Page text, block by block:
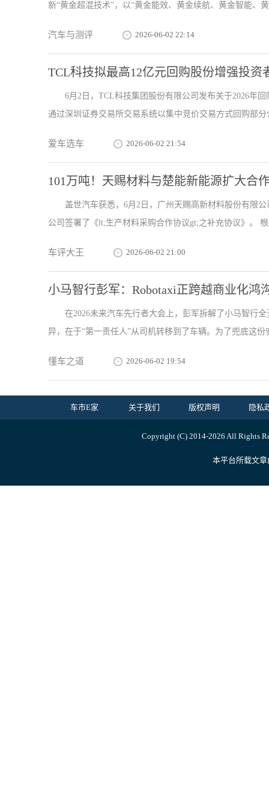
新“黄金超混技术”，以“黄金能效、黄金续航、黄金智能、
汽车与测评 2026-06-02 22:14
TCL科技拟最高12亿元回购股份增强投资
6月2日，TCL科技集团股份有限公司发布关于2026年
通过深圳证券交易所交易系统以集中竞价交易方式回购部
爱车选车 2026-06-02 21:54
101万吨！天赐材料与楚能新能源扩大合
盖世汽车获悉，6月2日，广州天赐高新材料股份有限
公司签署了《lt;生产材料采购合作协议gt;之补充协议》。
车评大王 2026-06-02 21:00
小马智行彭军：Robotaxi正跨越商业化鸿
在2026未来汽车先行者大会上，彭军拆解了小马智行
异，在于“第一责任人”从司机转移到了车辆。为了兜底这份
懂车之道 2026-06-02 19:54
车市E家 关于我们 版权声明 隐私
Copyright (C) 2014-2026 All Rights
本平台所载文章